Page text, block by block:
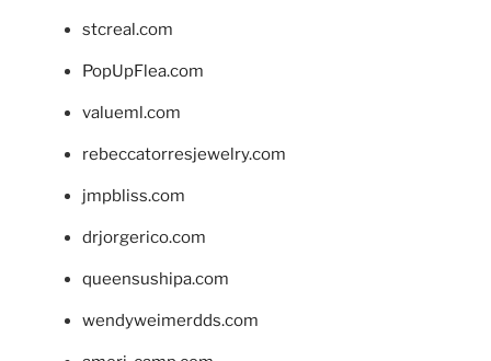
stcreal.com
PopUpFlea.com
valueml.com
rebeccatorresjewelry.com
jmpbliss.com
drjorgerico.com
queensushipa.com
wendyweimerdds.com